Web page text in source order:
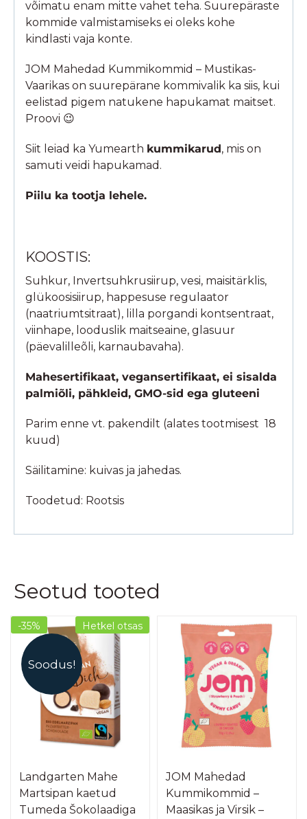
võimatu enam mitte vahet teha. Suurepäraste
kommide valmistamiseks ei oleks kohe
kindlasti vaja konte.
JOM Mahedad Kummikommid – Mustikas-
Vaarikas on suurepärane kommivalik ka siis, kui
eelistad pigem natukene hapukamat maitset.
Proovi 😉
Siit leiad ka Yumearth kummikarud, mis on
samuti veidi hapukamad.
Piilu ka tootja lehele.
KOOSTIS:
Suhkur, Invertsuhkrusiirup, vesi, maisitärklis,
glükoosisiirup, happesuse regulaator
(naatriumtsitraat), lilla porgandi kontsentraat,
viinhape, looduslik maitseaine, glasuur
(päevalilleõli, karnaubavaha).
Mahesertifikaat, vegansertifikaat, ei sisalda
palmiõli, pähkleid, GMO-sid ega gluteeni
Parim enne vt. pakendilt (alates tootmisest 18
kuud)
Säilitamine: kuivas ja jahedas.
Toodetud: Rootsis
Seotud tooted
Soodus!
Hetkel otsas
-35%
Landgarten Mahe
Martsipan kaetud
Tumeda Šokolaadiga
JOM Mahedad
Kummikommid –
Maasikas ja Virsik –